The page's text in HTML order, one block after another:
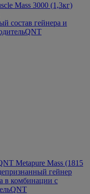
Mass 3000 (1,3кг)
состав гейнера и
QNT
Metapure Mass (1815
гейнер
в комбинации с
QNT